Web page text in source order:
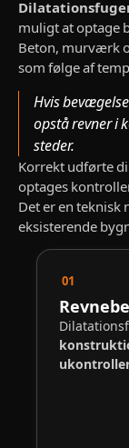
muligt at optage
Beton, murværk
som følge af
Hvis
opstå revner i
steder.
Korrekt udførte
optages
Det er en teknisk
eksisterende
01